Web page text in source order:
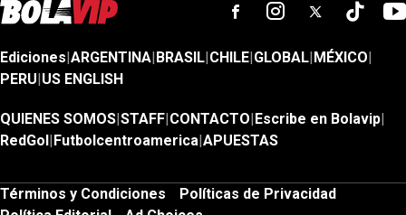
Las posibles formaciones de Belgrano vs.
TOP BOLAVIP
RIVER PLATE
Coudet les dio el día libre a los futbolistas